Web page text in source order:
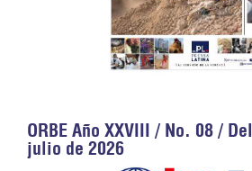
ORBE Año XXVIII / No. 08 /
julio de 2026